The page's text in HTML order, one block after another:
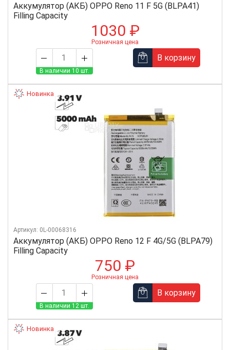
Аккумулятор (АКБ) OPPO Reno 11 F 5G (BLPA41)
Filling Capacity
1030 ₽
Розничная цена
В наличии 10 шт.
В корзину
Новинка
Аккумулятор (АКБ) OPPO Reno 12 F 4G/5G (BLPA79)
Filling Capacity
Артикул: 0L-00068316
750 ₽
Розничная цена
В наличии 12 шт.
В корзину
Новинка